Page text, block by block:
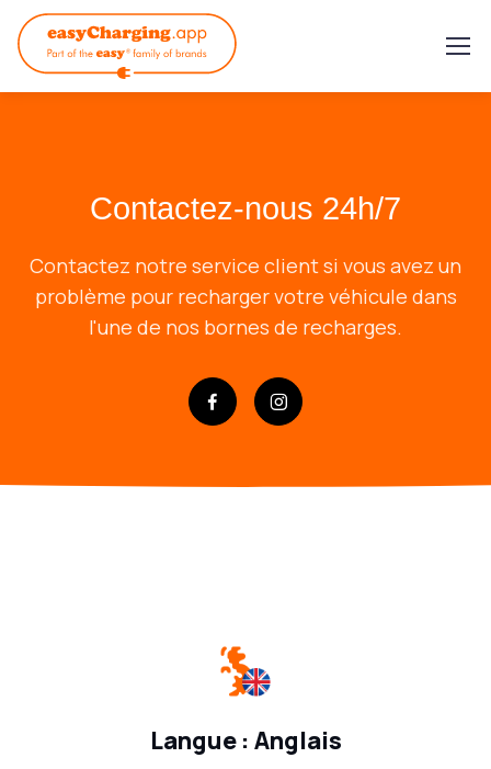
Contactez-nous 24h/7
Contactez notre service client si vous avez un
problème pour recharger votre véhicule dans
l'une de nos bornes de recharges.
Langue : Anglais